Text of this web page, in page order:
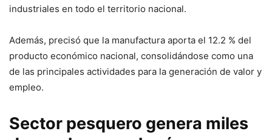
industriales en todo el territorio nacional.
Además, precisó que la manufactura aporta el 12.2 % del
producto económico nacional, consolidándose como una
de las principales actividades para la generación de valor y
empleo.
Sector pesquero genera miles